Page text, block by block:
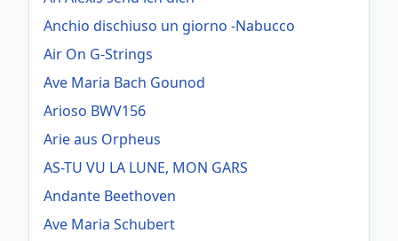
Anchio dischiuso un giorno -Nabucco
Air On G-Strings
Ave Maria Bach Gounod
Arioso BWV156
Arie aus Orpheus
AS-TU VU LA LUNE, MON GARS
Andante Beethoven
Ave Maria Schubert